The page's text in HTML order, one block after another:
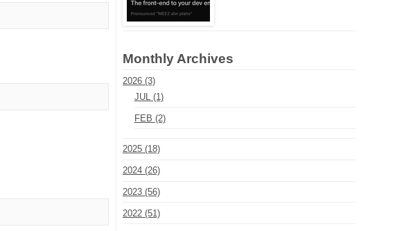
Monthly Archives
2026 (3)
JUL (1)
FEB (2)
2025 (18)
2024 (26)
2023 (56)
2022 (51)